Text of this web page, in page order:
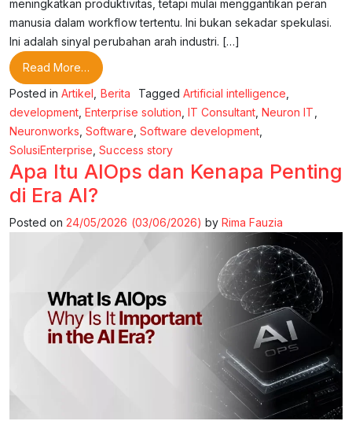
meningkatkan produktivitas, tetapi mulai menggantikan peran
manusia dalam workflow tertentu. Ini bukan sekadar spekulasi.
Ini adalah sinyal perubahan arah industri. […]
Read More… from AI Akan Menggantikan Pekerjaan di 2026?
Posted inArtikel Berita Tagged Artificial intelligence
development ,Enterprise solution IT Consultant ,Neuron IT
Neuronworks ,Software Software development
SolusiEnterprise ,Success story
Apa Itu AIOps dan Kenapa Penting
di Era AI?
Posted on24/05/2026 (03/06/2026) by Rima Fauzia